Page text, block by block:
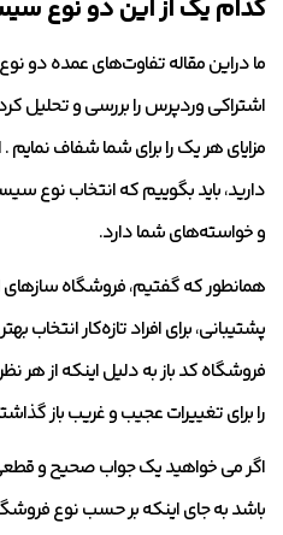
کدام یک از این دو نوع
ما دراین مقاله تفاوت‌های عمده دو
اشتراکی وردپرس را بررسی و تحلیل
مزایای هر یک را برای شما شفاف
دارید، باید بگوییم که انتخاب نوع
و خواسته‌های شما دارد.
همانطور که گفتیم، فروشگاه‌
پشتیبانی، برای افراد تازه‌کار
فروشگاه کد باز به دلیل اینکه از
را برای تغییرات عجیب و غریب باز
اگر می خواهید یک جواب صحیح و
باشد به جای اینکه بر حسب نوع